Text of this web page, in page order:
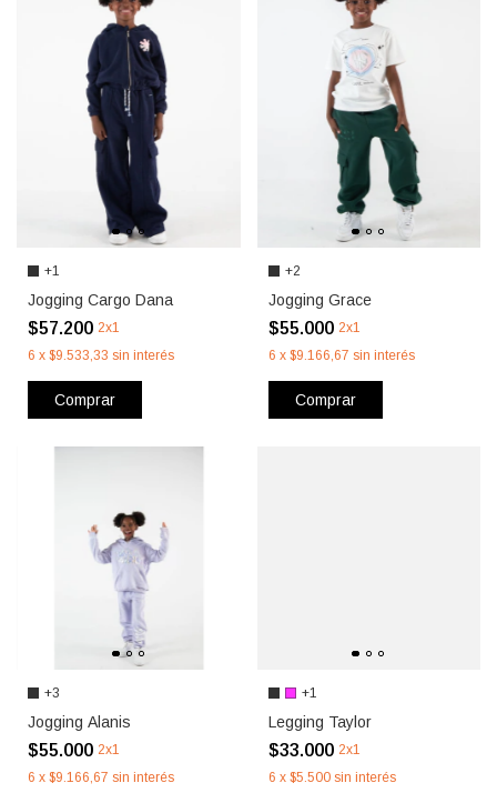
+1
Jogging Cargo Dana
$57.200 2x1
6 x $9.533,33 sin interés
Comprar
+2
Jogging Grace
$55.000 2x1
6 x $9.166,67 sin interés
Comprar
+3
Jogging Alanis
$55.000 2x1
6 x $9.166,67 sin interés
+1
Legging Taylor
$33.000 2x1
6 x $5.500 sin interés